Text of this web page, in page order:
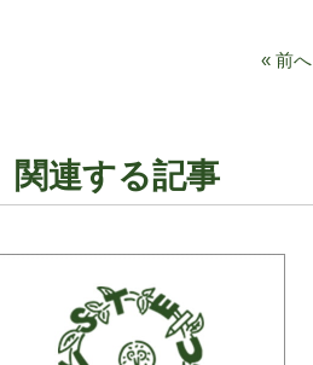
« 前へ
関連する記事